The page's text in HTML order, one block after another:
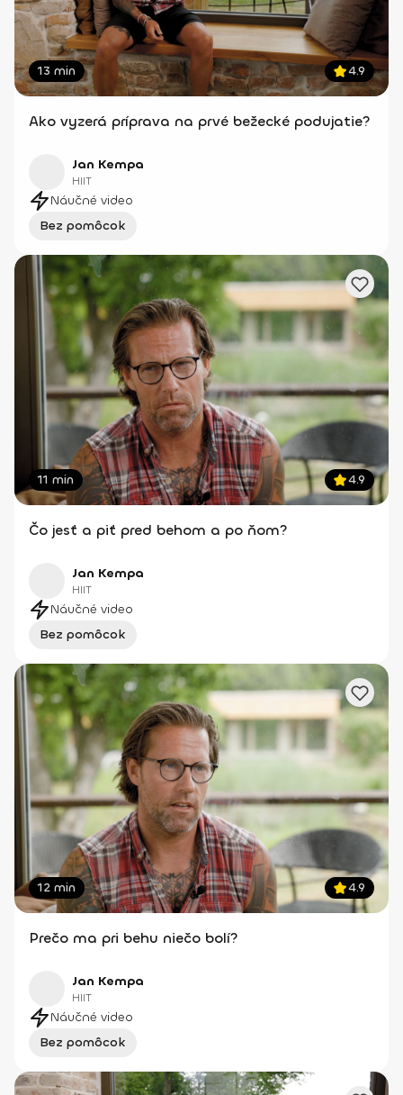
13 min 4.9
Ako vyzerá príprava na prvé bežecké podujatie?
Jan Kempa
HIIT
Náučné video
Bez pomôcok
11 min 4.9
Čo jesť a piť pred behom a po ňom?
Jan Kempa
HIIT
Náučné video
Bez pomôcok
12 min 4.9
Prečo ma pri behu niečo bolí?
Jan Kempa
HIIT
Náučné video
Bez pomôcok